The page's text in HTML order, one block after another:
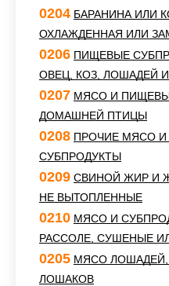
0204 БАРАНИНА ИЛИ
ОХЛАЖДЕННАЯ ИЛИ
0206 ПИЩЕВЫЕ
ОВЕЦ, КОЗ, ЛОШАДЕЙ И
0207 МЯСО И
ДОМАШНЕЙ ПТИЦЫ
0208 ПРОЧИЕ МЯСО
СУБПРОДУКТЫ
0209 СВИНОЙ ЖИР И
НЕ ВЫТОПЛЕННЫЕ
0210 МЯСО И
РАССОЛЕ, СУШЕНЫЕ
0205 МЯСО
ЛОШАКОВ